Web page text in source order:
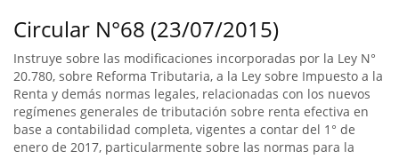
Circular N°68 (23/07/2015)
Instruye sobre las modificaciones incorporadas por la Ley N°
20.780, sobre Reforma Tributaria, a la Ley sobre Impuesto a la
Renta y demás normas legales, relacionadas con los nuevos
regímenes generales de tributación sobre renta efectiva en
base a contabilidad completa, vigentes a contar del 1° de
enero de 2017, particularmente sobre las normas para la